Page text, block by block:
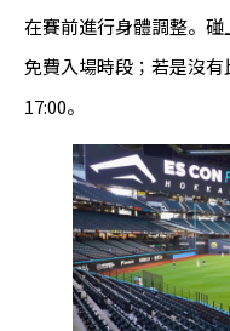
在賽前進行身體調整。碰
免費入場時段；若是沒
17:00。